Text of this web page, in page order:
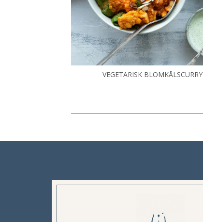
VEGETARISK BLOMKÅLSCURRY